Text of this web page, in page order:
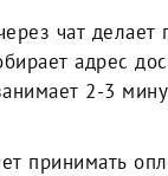
чат
адрес
2-3
принимать